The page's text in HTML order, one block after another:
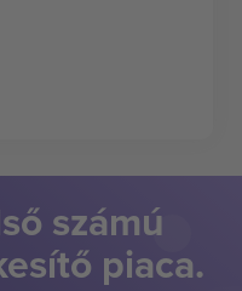
számú
piaca.